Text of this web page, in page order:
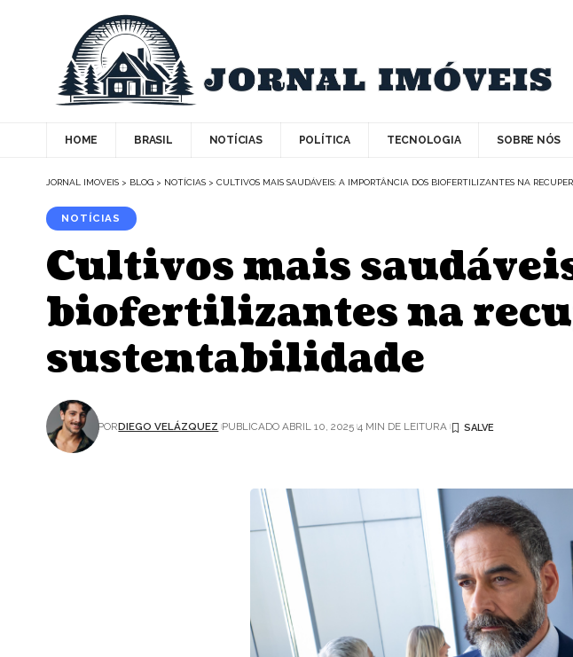
HOME BRASIL NOTÍCIAS POLÍTICA TECNOLOGIA SOBRE NÓS
JORNAL IMOVEIS > BLOG > NOTÍCIAS > CULTIVOS MAIS SAUDÁVEIS: A IMPORTÂNCIA DOS BIOFERTILIZANTES NA
NOTÍCIAS
Cultivos mais
biofertilizantes na
sustentabilidade
PORDIEGO VELÁZQUEZ PUBLICADO ABRIL 10, 2025 4 MIN DE LEITURA